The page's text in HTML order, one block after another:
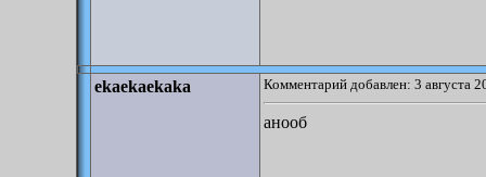
ekaekaekaka Комментарий добавлен: 3 августа
анооб